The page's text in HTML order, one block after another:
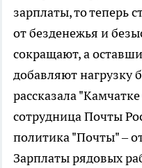
зарплаты, то теперь
от безденежья и
сокращают, а
добавляют нагрузку
рассказала
сотрудница Почты
политика "Почты" –
Зарплаты рядовых